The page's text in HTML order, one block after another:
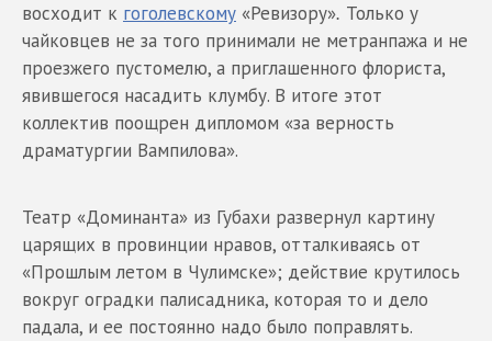
восходит к гоголевскому «Ревизору». Только у
чайковцев не за того принимали не метранпажа и не
проезжего пустомелю, а приглашенного флориста,
явившегося насадить клумбу. В итоге этот
коллектив поощрен дипломом «за верность
драматургии Вампилова».
Театр «Доминанта» из Губахи развернул картину
царящих в провинции нравов, отталкиваясь от
«Прошлым летом в Чулимске»; действие крутилось
вокруг оградки палисадника, которая то и дело
падала, и ее постоянно надо было поправлять.